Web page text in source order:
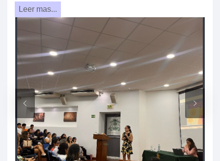
Leer mas...